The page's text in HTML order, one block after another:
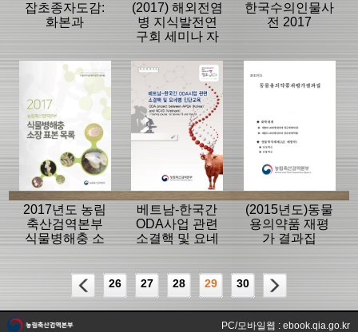
잡초종자도감:
화본과
(2017) 해외전염
병 지식발전연
구회 세미나 자
한국수의인물사
전 2017
2017년도 농림
축산검역본부
식물병해충 소
베트남-한국간
ODA사업 관련
소결핵 및 요네
(2015년도)동물
용의약품 재평
가 결과집
26 27 28 29 30
PC/모바일웹 : ebook.qia.go.kr